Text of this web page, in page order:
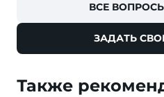
ВСЕ
ЗАДАТЬ
Также